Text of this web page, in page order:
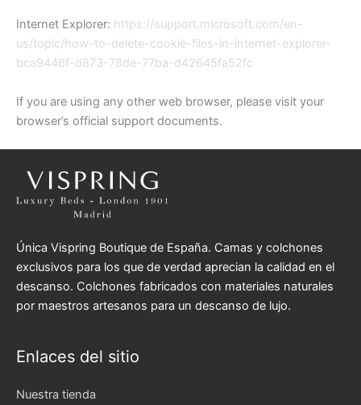
Internet Explorer: https://support.microsoft.com/en-
us/topic/how-to-delete-cookie-files-in-internet-explorer-
bca9446f-d873-78de-77ba-d42645fa52fc
If you are using any other web browser, please visit your
browser’s official support documents.
Única Vispring Boutique de España. Camas y colchones
exclusivos para los que de verdad aprecian la calidad en el
descanso. Colchones fabricados con materiales naturales
por maestros artesanos para un descanso de lujo.
Enlaces del sitio
Nuestra tienda